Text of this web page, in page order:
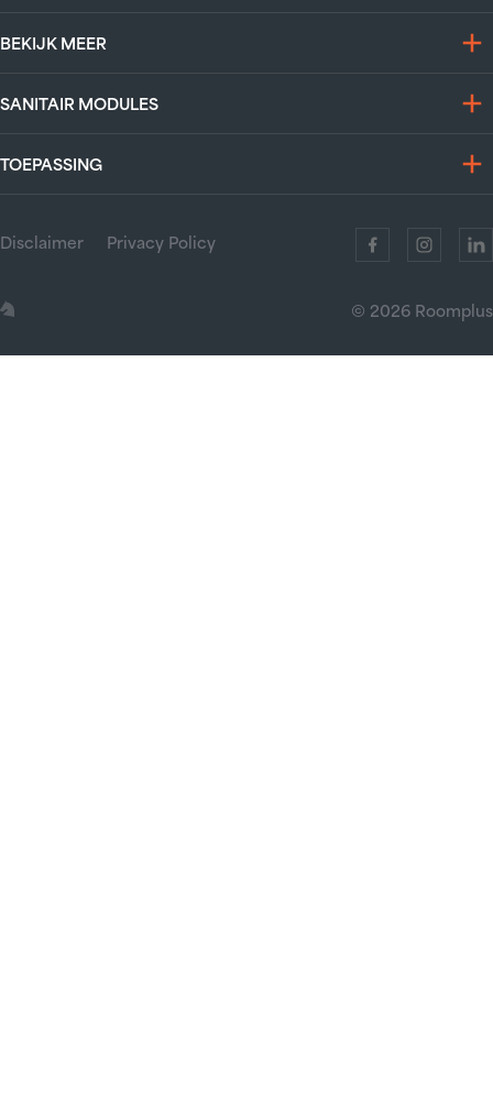
BEKIJK MEER
SANITAIR MODULES
TOEPASSING
Disclaimer Privacy Policy
© 2026 Roomplus